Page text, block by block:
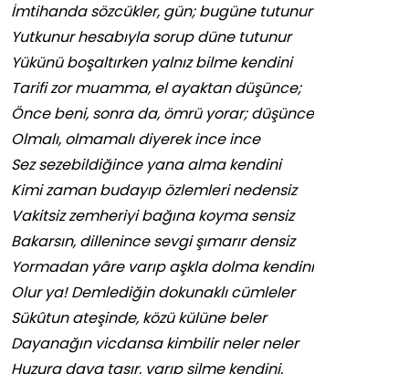
İmtihanda sözcükler, gün; bugüne tutunur
Yutkunur hesabıyla sorup düne tutunur
Yükünü boşaltırken yalnız bilme kendini
Tarifi zor muamma, el ayaktan düşünce;
Önce beni, sonra da, ömrü yorar; düşünce
Olmalı, olmamalı diyerek ince ince
Sez sezebildiğince yana alma kendini
Kimi zaman budayıp özlemleri nedensiz
Vakitsiz zemheriyi bağına koyma sensiz
Bakarsın, dillenince sevgi şımarır densiz
Yormadan yâre varıp aşkla dolma kendini
Olur ya! Demlediğin dokunaklı cümleler
Sükûtun ateşinde, közü külüne beler
Dayanağın vicdansa kimbilir neler neler
Huzura dava taşır, varıp silme kendini.